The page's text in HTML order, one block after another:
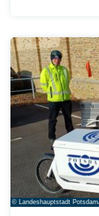
© Landeshauptstadt